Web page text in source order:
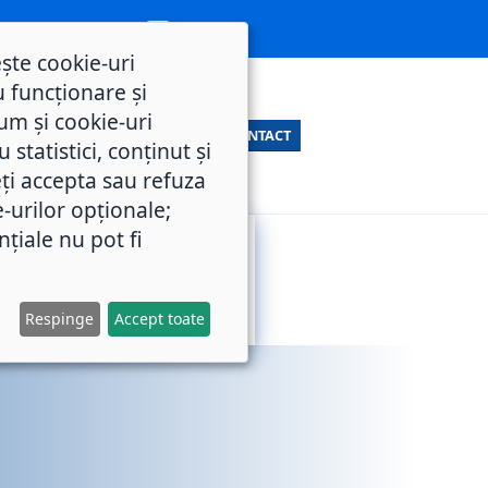
CONTACT
cookie-uri
funcționare și
și cookie-uri
statistici, conținut și
accepta sau refuza
urilor opționale;
nu pot fi
Respinge Accept toate